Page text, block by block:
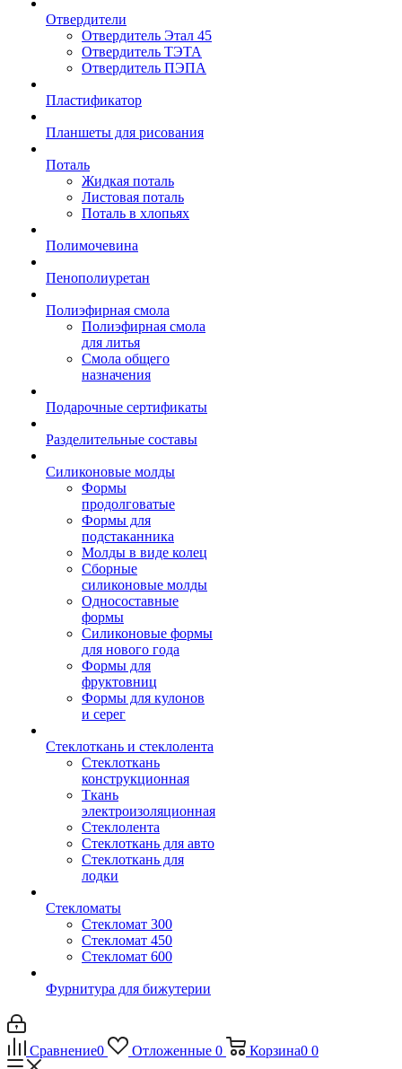
Отвердители
Отвердитель Этал 45
Отвердитель ТЭТА
Отвердитель ПЭПА
Пластификатор
Планшеты для рисования
Поталь
Жидкая поталь
Листовая поталь
Поталь в хлопьях
Полимочевина
Пенополиуретан
Полиэфирная смола
Полиэфирная смола
для литья
Смола общего
назначения
Подарочные сертификаты
Разделительные составы
Силиконовые молды
Формы
продолговатые
Формы для
подстаканника
Молды в виде колец
Сборные
силиконовые молды
Односоставные
формы
Силиконовые формы
для нового года
Формы для
фруктовниц
Формы для кулонов
и серег
Стеклоткань и стеклолента
Стеклоткань
конструкционная
Ткань
электроизоляционная
Стеклолента
Стеклоткань для авто
Стеклоткань для
лодки
Стекломаты
Стекломат 300
Стекломат 450
Стекломат 600
Фурнитура для бижутерии
Сравнение0 Отложенные 0 Корзина0 0